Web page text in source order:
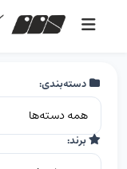
دسته‌بندی:
برند: